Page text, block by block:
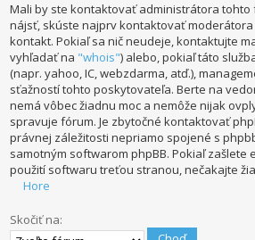
Mali by ste kontaktovať administrátora tohto
nájsť, skúste najprv kontaktovať
kontakt. Pokiaľ sa nič neudeje, kontaktujte
vyhľadať na "whois") alebo, pokiaľ táto
(napr. yahoo, IC, webzdarma, atď.),
sťažností tohto poskytovateľa. Berte na
nemá vôbec žiadnu moc a nemôže nijak
spravuje fórum. Je zbytočné kontaktovať
právnej záležitosti nepriamo spojené s
samotným softwarom phpBB. Pokiaľ zašlete
použití softwaru treťou stranou, nečakajte
Hore
Skočiť na: